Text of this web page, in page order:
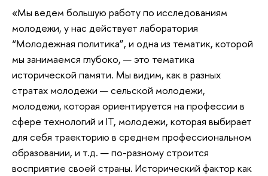
«Мы ведем большую работу по исследованиям
молодежи, у нас действует лаборатория
“Молодежная политика”, и одна из тематик, которой
мы занимаемся глубоко, — это тематика
исторической памяти. Мы видим, как в разных
стратах молодежи — сельской молодежи,
молодежи, которая ориентируется на профессии в
сфере технологий и IT, молодежи, которая выбирает
для себя траекторию в среднем профессиональном
образовании, и т.д. — по-разному строится
восприятие своей страны. Исторический фактор как